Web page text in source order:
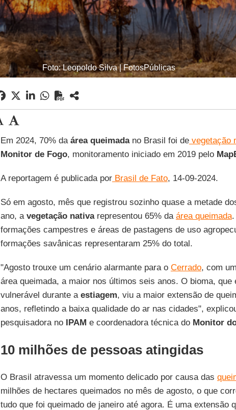
Foto: Leopoldo Silva | FotosPúblicas
Em 2024, 70% da área queimadano Brasil foi devegetação
Monitor de Fogo, monitoramento iniciado em 2019 pelo
A reportagem é publicada porBrasil de Fato, 14-09-2024.
Só em agosto, mês que registrou sozinho quase a metade
ano, a vegetação nativarepresentou 65% da área queimada.
formações campestres e áreas de pastagens de uso
formações savânicas representaram 25% do total.
"Agosto trouxe um cenário alarmante para o Cerrado, com
área queimada, a maior nos últimos seis anos. O bioma, que
vulnerável durante a estiagem, viu a maior extensão de
anos, refletindo a baixa qualidade do ar nas cidades",
pesquisadora no IPAM e coordenadora técnica do Monitor
10 milhões de pessoas atingidas
O Brasil atravessa um momento delicado por causa das
milhões de hectares queimados no mês de agosto, o que
tudo que foi queimado de janeiro até agora. É uma extensão